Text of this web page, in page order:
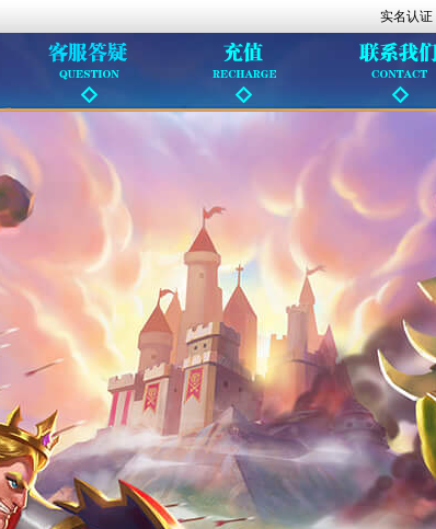
实名认证